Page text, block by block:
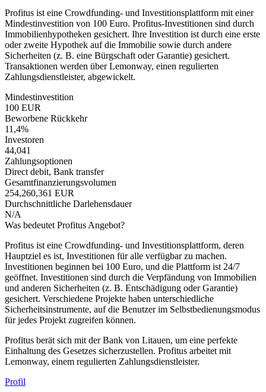
Profitus ist eine Crowdfunding- und Investitionsplattform mit einer
Mindestinvestition von 100 Euro. Profitus-Investitionen sind durch
Immobilienhypotheken gesichert. Ihre Investition ist durch eine erste
oder zweite Hypothek auf die Immobilie sowie durch andere
Sicherheiten (z. B. eine Bürgschaft oder Garantie) gesichert.
Transaktionen werden über Lemonway, einen regulierten
Zahlungsdienstleister, abgewickelt.
Mindestinvestition
100 EUR
Beworbene Rückkehr
11,4%
Investoren
44,041
Zahlungsoptionen
Direct debit, Bank transfer
Gesamtfinanzierungsvolumen
254,260,361 EUR
Durchschnittliche Darlehensdauer
N/A
Was bedeutet Profitus Angebot?
Profitus ist eine Crowdfunding- und Investitionsplattform, deren
Hauptziel es ist, Investitionen für alle verfügbar zu machen.
Investitionen beginnen bei 100 Euro, und die Plattform ist 24/7
geöffnet. Investitionen sind durch die Verpfändung von Immobilien
und anderen Sicherheiten (z. B. Entschädigung oder Garantie)
gesichert. Verschiedene Projekte haben unterschiedliche
Sicherheitsinstrumente, auf die Benutzer im Selbstbedienungsmodus
für jedes Projekt zugreifen können.
Profitus berät sich mit der Bank von Litauen, um eine perfekte
Einhaltung des Gesetzes sicherzustellen. Profitus arbeitet mit
Lemonway, einem regulierten Zahlungsdienstleister.
Profil